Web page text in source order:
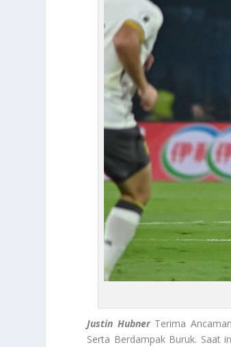
Justin HubnerTerima
Serta Berdampak Buruk. Saat